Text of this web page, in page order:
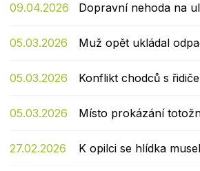
09.04.2026 Dopravní nehoda na
05.03.2026 Muž opět ukládal
05.03.2026 Konflikt chodců s
05.03.2026 Místo prokázání
27.02.2026 K opilci se hlídka